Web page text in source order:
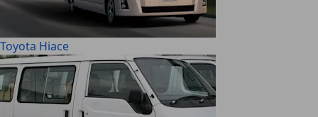
Toyota Hiace